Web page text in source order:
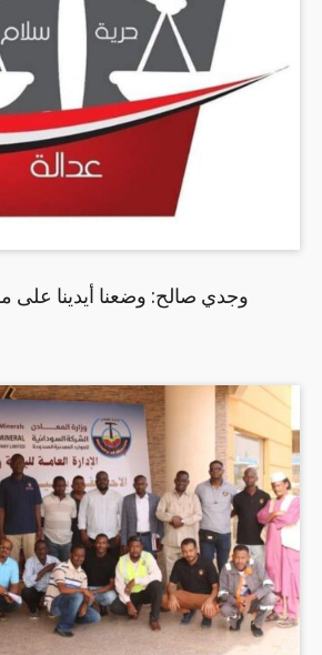
وجدي صالح: وضعنا أيدينا على